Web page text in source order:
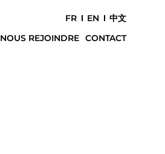
FR EN
中文
NOUS REJOINDRE CONTACT